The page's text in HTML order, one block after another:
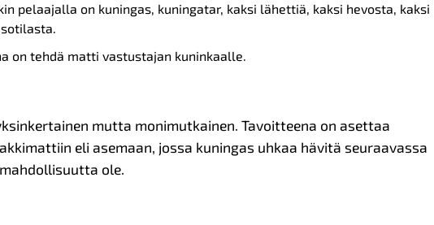
pelaajalla on kuningas, kuningatar, kaksi lähettiä, kaksi hevosta, kaksi
on tehdä matti vastustajan kuninkaalle.
mutta monimutkainen. Tavoitteena on asettaa
eli asemaan, jossa kuningas uhkaa hävitä seuraavassa
ole.